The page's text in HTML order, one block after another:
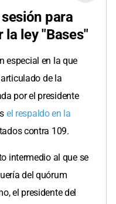
para
ley "Bases"
especial en la que
de la
por el presidente
el respaldo en la
contra 109.
intermedio al que se
del quórum
el presidente del